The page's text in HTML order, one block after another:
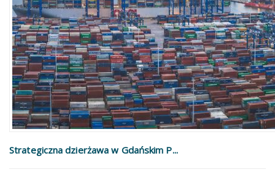
Strategiczna dzierżawa w Gdańskim P...